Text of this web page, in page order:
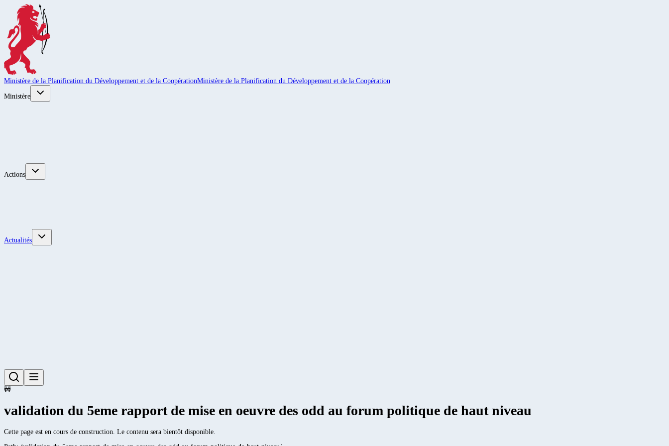
Ministère de la Planification du Développement et de la CoopérationMinistère de la Planification du Développement et de la Coopération
Ministère
Actions
Actualités
🚧
validation du 5eme rapport de mise en oeuvre des odd au forum politique de haut niveau
Cette page est en cours de construction. Le contenu sera bientôt disponible.